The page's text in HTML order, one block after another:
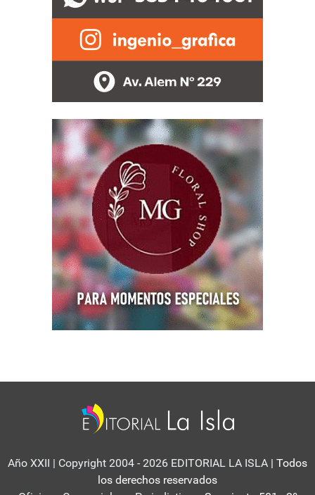
Año XXII | Copyright 2004 - 2026 EDITORIAL LA ISLA | Todos
los derechos reservados